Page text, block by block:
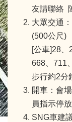
友請聯絡
大眾交通
(500公尺)
[公車]28、
668、711
步行約2分
開車：會
員指示停放
SNG車建